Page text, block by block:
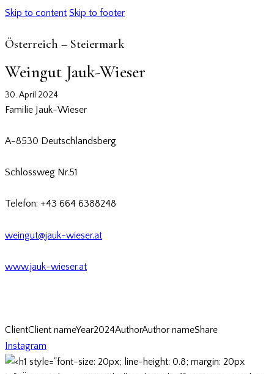
Skip to content Skip to footer
Österreich – Steiermark
Weingut Jauk-Wieser
30. April 2024
Familie Jauk-Wieser
A-8530 Deutschlandsberg
Schlossweg Nr.51
Telefon: +43 664 6388248
weingut@jauk-wieser.at
www.jauk-wieser.at
ClientClient nameYear2024AuthorAuthor nameShare
Instagram